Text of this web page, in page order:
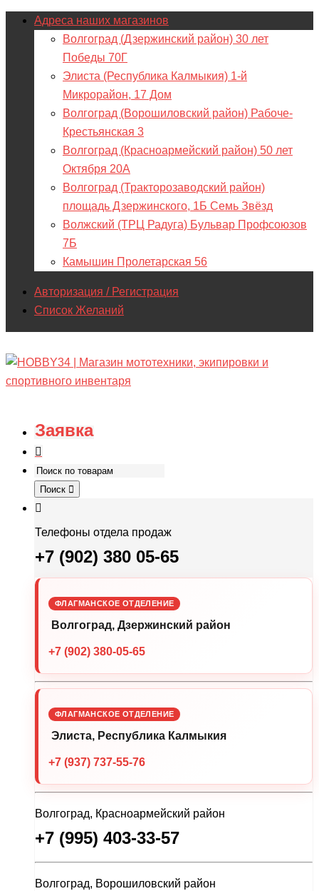
Адреса наших магазинов
Волгоград (Дзержинский район) 30 лет
Победы 70Г
Элиста (Республика Калмыкия) 1-й
Микрорайон, 17 Дом
Волгоград (Ворошиловский район) Рабоче-
Крестьянская 3
Волгоград (Красноармейский район) 50 лет
Октября 20А
Волгоград (Тракторозаводский район)
площадь Дзержинского, 1Б Семь Звёзд
Волжский (ТРЦ Радуга) Бульвар Профсоюзов
7Б
Камышин Пролетарская 56
Авторизация / Регистрация
Список Желаний
Заявка
Поиск
Телефоны отдела продаж
+7 (902) 380 05-65
ФЛАГМАНСКОЕ ОТДЕЛЕНИЕ
Волгоград, Дзержинский район
+7 (902) 380-05-65
ФЛАГМАНСКОЕ ОТДЕЛЕНИЕ
Элиста, Республика Калмыкия
+7 (937) 737-55-76
Волгоград, Красноармейский район
+7 (995) 403-33-57
Волгоград, Ворошиловский район